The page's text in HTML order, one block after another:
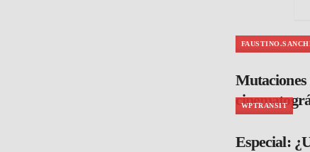
Mutaciones
WPTRANSIT
Especial: